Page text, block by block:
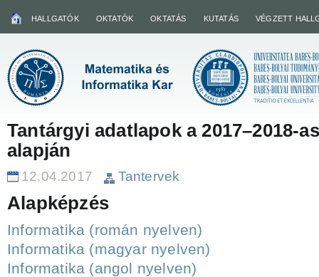
HALLGATÓK OKTATÓK OKTATÁS KUTATÁS VÉGZETT
Tantárgyi adatlapok a 2017–2018-
alapján
12.04.2017 Tantervek
Alapképzés
Informatika (román nyelven)
Informatika (magyar nyelven)
Informatika (angol nyelven)